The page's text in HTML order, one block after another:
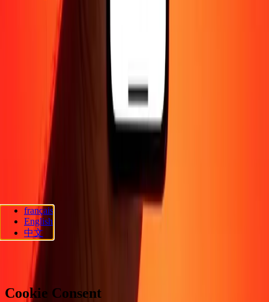
Blog
Envoyer de l'argent en
Entreprise Devenir agent
Devenir affilié
Politique de confidentialité
Avis sur les cookies
Promotion Prévention de la fraude
d'accessibilité
Suivez-nous
Ria Lithuania UAB. © 2026 Dandelion Payments, Inc. Tous droits
réservés.
Préférences en matière de cookies
français
English
中文
Cookie Consent